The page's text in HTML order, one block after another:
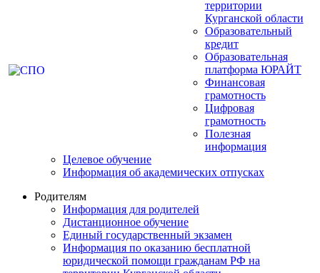
территории
Курганской области
Образовательный
кредит
Образовательная
платформа ЮРАЙТ
Финансовая
грамотность
Цифровая
грамотность
Полезная
информация
Целевое обучение
Информация об академических отпусках
Родителям
Информация для родителей
Дистанционное обучение
Единый государственный экзамен
Информация по оказанию бесплатной
юридической помощи гражданам РФ на